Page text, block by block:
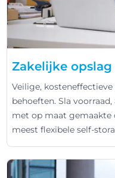
Zakelijke opslag
Veilige,
behoeften. Sla
met op maat gemaakte
meest flexibele self-